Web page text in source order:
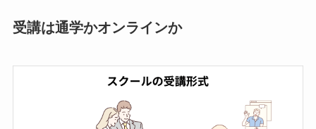
受講は通学かオンラインか